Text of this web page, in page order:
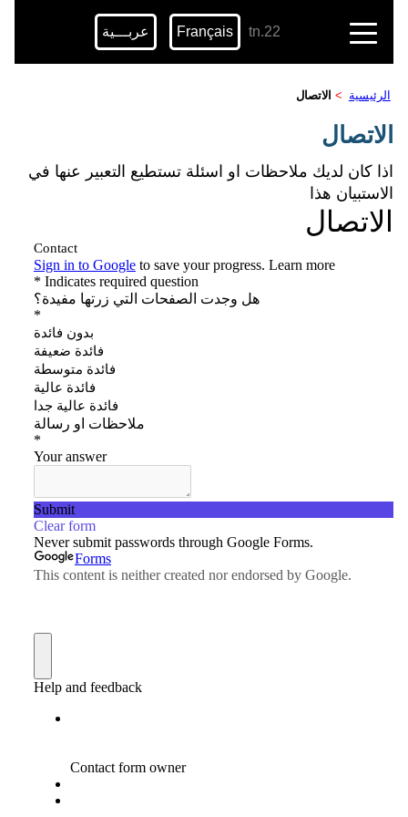
22.tn
Français عربـــية
الرئيسية > الاتصال
الاتصال
اذا كان لديك ملاحظات او اسئلة تستطيع التعبير عنها في
الاستبيان هذا